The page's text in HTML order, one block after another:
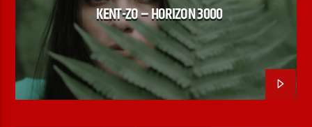
KENT-ZO – HORIZON 3000